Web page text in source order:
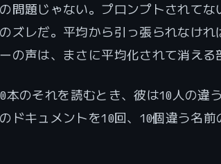
問題じゃない。プロンプトされてな
ズレだ。平均から引っ張られなけれ
の声は、まさに平均化されて消える
本のそれを読むとき、彼は10人の違
ドキュメントを10回、10個違う名前